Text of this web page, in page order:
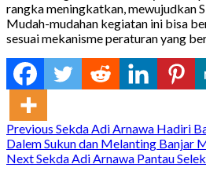
rangka meningkatkan, mewujudkan
Mudah-mudahan kegiatan ini bisa
sesuai mekanisme peraturan yang
Continue
Reading
Previous Sekda Adi Arnawa Hadiri
Dalem Sukun dan Melanting Banjar
NextSekda Adi Arnawa Pantau